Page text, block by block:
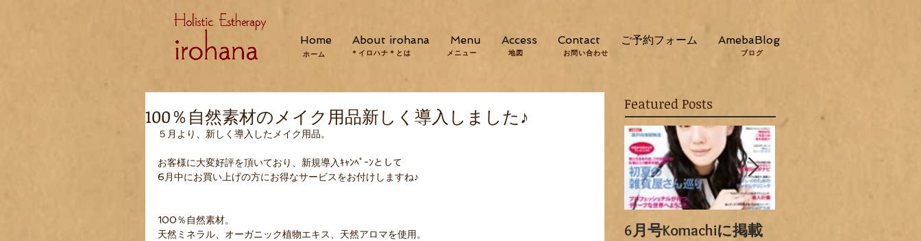
Home About irohana Menu Access Contact ご予約フォーム AmebaBlog
＊イロハナ＊とは
ホーム メニュー 地図 お問い合わせ ブログ
100％自然素材のメイク用品新しく導入しました♪
５月より、新しく導入したメイク用品。
お客様に大変好評を頂いており、新規導入ｷｬﾝﾍﾟｰﾝとして
6月中にお買い上げの方にお得なサービスをお付けしますね♪
100％自然素材。
天然ミネラル、オーガニック植物エキス、天然アロマを使用。
Featured Posts
6月号Komachiに掲載